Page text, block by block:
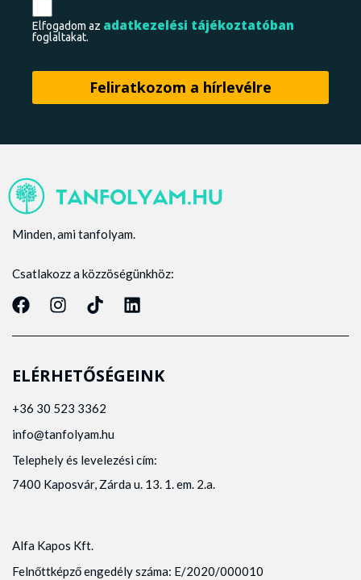
Elfogadom az adatkezelési tájékoztatóban
foglaltakat.
Minden, ami tanfolyam.
Csatlakozz a közzöségünkhöz:
ELÉRHETŐSÉGEINK
+36 30 523 3362
info@tanfolyam.hu
Telephely és levelezési cím:
7400 Kaposvár, Zárda u. 13. 1. em. 2.a.
Alfa Kapos Kft.
Felnőttképző engedély száma: E/2020/000010